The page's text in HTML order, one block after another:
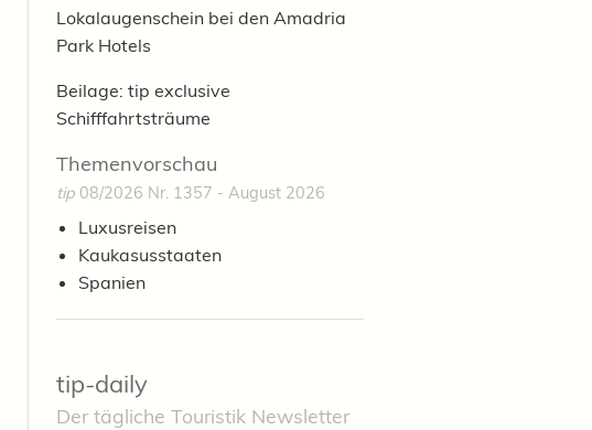
Lokalaugenschein bei den Amadria
Park Hotels
Beilage: tip exclusive
Schifffahrtsträume
Themenvorschau
tip 08/2026 Nr. 1357 - August 2026
Luxusreisen
Kaukasusstaaten
Spanien
tip-daily
Der tägliche Touristik Newsletter